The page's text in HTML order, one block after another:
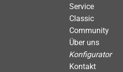
Service
Classic
Community
Über uns
Konfigurator
Kontakt